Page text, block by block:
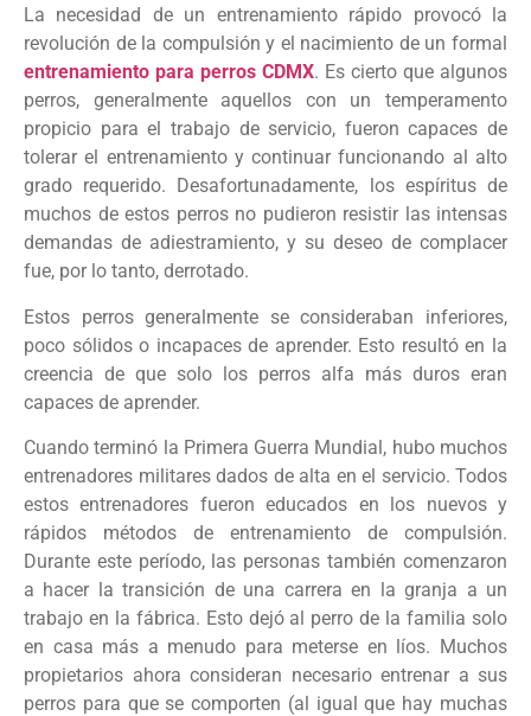
La necesidad de un entrenamiento rápido provocó la
revolución de la compulsión y el nacimiento de un formal
entrenamiento para perros CDMX. Es cierto que algunos
perros, generalmente aquellos con un temperamento
propicio para el trabajo de servicio, fueron capaces de
tolerar el entrenamiento y continuar funcionando al alto
grado requerido. Desafortunadamente, los espíritus de
muchos de estos perros no pudieron resistir las intensas
demandas de adiestramiento, y su deseo de complacer
fue, por lo tanto, derrotado.
Estos perros generalmente se consideraban inferiores,
poco sólidos o incapaces de aprender. Esto resultó en la
creencia de que solo los perros alfa más duros eran
capaces de aprender.
Cuando terminó la Primera Guerra Mundial, hubo muchos
entrenadores militares dados de alta en el servicio. Todos
estos entrenadores fueron educados en los nuevos y
rápidos métodos de entrenamiento de compulsión.
Durante este período, las personas también comenzaron
a hacer la transición de una carrera en la granja a un
trabajo en la fábrica. Esto dejó al perro de la familia solo
en casa más a menudo para meterse en líos. Muchos
propietarios ahora consideran necesario entrenar a sus
perros para que se comporten (al igual que hay muchas